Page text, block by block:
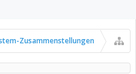
Zusammenstellungen